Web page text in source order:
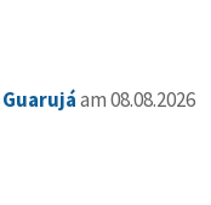
Guarujáam 08.08.2026